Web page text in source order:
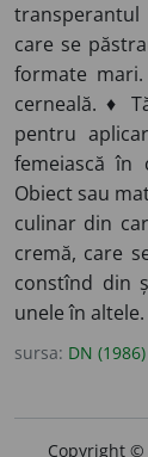
care se
formate
cerneală. ♦
pentru
femeiască
Obiect sau
culinar din
cremă, care
constînd din
unele în altele.
sursa: DN (1986)
Copyright ©